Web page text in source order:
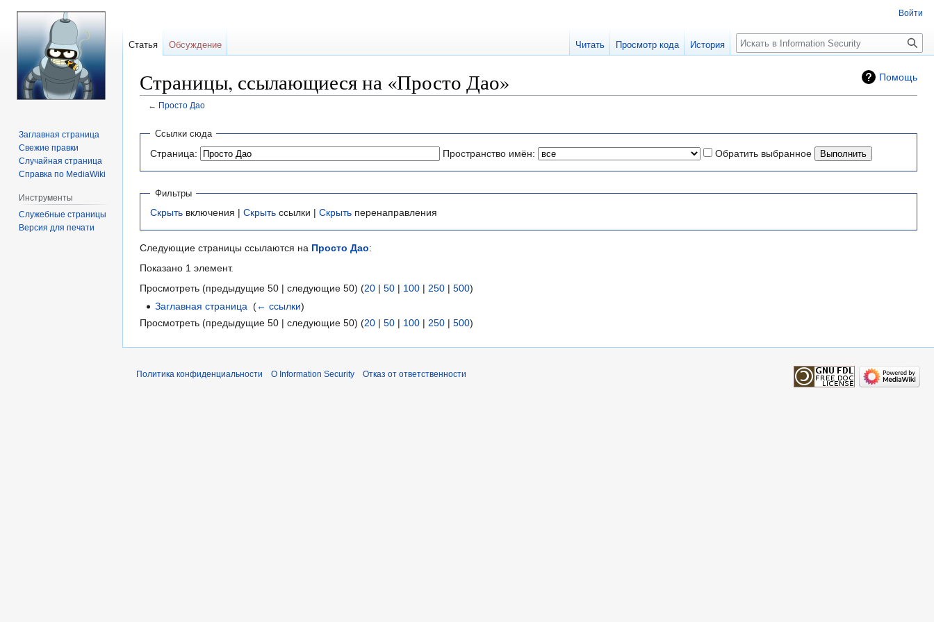
Помощь
Страницы, ссылающиеся на «Просто Дао»
← Просто Дао
Перейти
навигации
Перейти
поиску
Ссылки сюда
Страница: Пространство имён: Обратить выбранное
Фильтры
Скрыть включения | Скрыть ссылки | Скрыть перенаправления
Следующие страницы ссылаются на Просто Дао:
Показано 1 элемент.
Просмотреть (предыдущие 50 | следующие 50) (20 | 50 | 100 | 250 | 500)
Заглавная страница ‎(← ссылки)
Просмотреть (предыдущие 50 | следующие 50) (20 | 50 | 100 | 250 | 500)
Войти
Статья Обсуждение Читать Просмотр кода История
Поиск
Заглавная страница
Свежие правки
Случайная страница
Справка по MediaWiki
Инструменты
Служебные страницы
Версия для печати
Политика конфиденциальности О Information Security Отказ от ответственности